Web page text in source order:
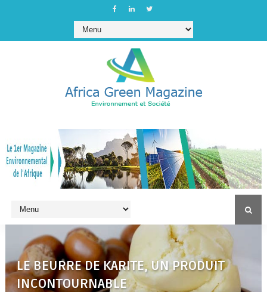
LE BEURRE DE KARITE, UN PRODUIT
INCONTOURNABLE